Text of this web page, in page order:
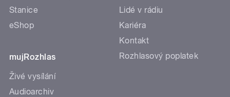
Stanice
eShop
mujRozhlas
Živé vysílání
Audioarchiv
Lidé v rádiu
Kariéra
Kontakt
Rozhlasový poplatek